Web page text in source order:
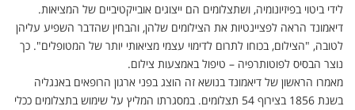
לידי ביטוי בפיזיונומיה, ושתצלומים הם ייצוגים אובייקטיביים של המציאות.
דיאמונד הראה לפציינטיות את הצילומים שלהן, והבחין שהדבר השפיע עליהן
לטובה, "הצילום, בכוחו לתרום לדימוי עצמי מציאותי יותר של המטופלים". כך
נוצר הבסיס לפוטותרפיה – טיפול באמצעות צילום.
מאמרו הראשון של דיאמונד בנושא זה הוצג בפני ארגון הרופאים באנגליה
בשנת 1856 בצירוף 54 תצלומים. במסגרתו המליץ על שימוש בתצלומים ככלי